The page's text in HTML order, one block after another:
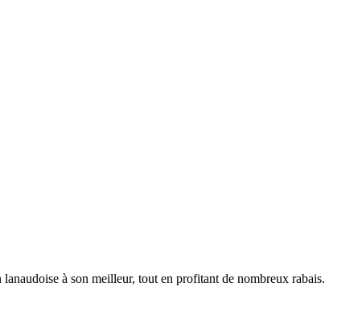
à son meilleur, tout en profitant de nombreux rabais.